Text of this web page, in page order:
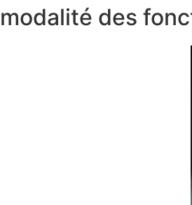
modalité des